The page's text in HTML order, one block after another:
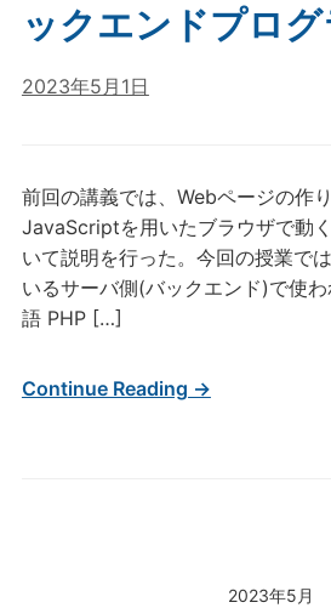
2023年5月
ックエンドプロ
2023年5月1日
前回の講義では、Webページの作り
JavaScriptを用いたブラウザで動
いて説明を行った。今回の授業で
いるサーバ側(バックエンド)で使
語 PHP […]
Continue Reading →